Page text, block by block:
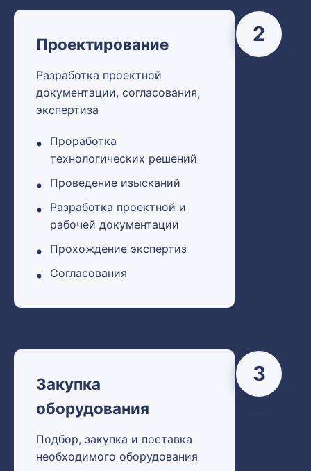
Проектирование
Разработка проектной
документации, согласования,
экспертиза
Проработка
технологических решений
Проведение изысканий
Разработка проектной и
рабочей документации
Прохождение экспертиз
Согласования
2
Закупка
оборудования
Подбор, закупка и поставка
необходимого оборудования
3